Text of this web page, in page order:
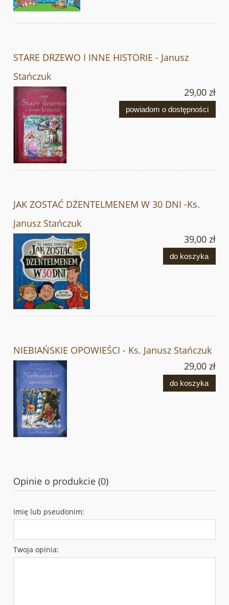
STARE DRZEWO I INNE HISTORIE - Janusz
Stańczuk
29,00 zł
powiadom o dostępności
JAK ZOSTAĆ DŻENTELMENEM W 30 DNI -Ks.
Janusz Stańczuk
39,00 zł
do koszyka
NIEBIAŃSKIE OPOWIEŚCI - Ks. Janusz Stańczuk
29,00 zł
do koszyka
Opinie o produkcie (0)
Imię lub pseudonim:
Twoja opinia: